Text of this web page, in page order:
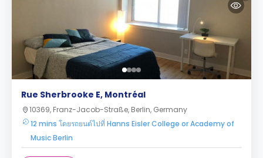
Rue Sherbrooke E, Montréal
10369, Franz-Jacob-Straße, Berlin, Germany
12 mins โดยรถยนต์ไปที่ Hanns Eisler College or Academy of
Music Berlin